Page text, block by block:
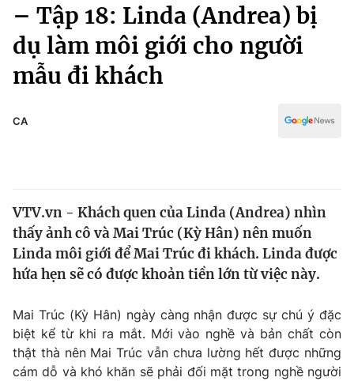
Chính trị
Xã hội
Tin tức
Thế giới đó đây
Câu chuyện quốc tế
Kinh tế
Tài chính
Góc doanh nghiệp
Dữ liệu và đời sống
Truyền hình
Phim VTV
Giải trí
Truyền hình
Văn hóa - Giải trí
Đời sống
– Tập 18: Linda (Andrea) bị
dụ làm môi giới cho người
mẫu đi khách
CA
VTV.vn - Khách quen của Linda (Andrea) nhìn
thấy ảnh cô và Mai Trúc (Kỳ Hân) nên muốn
Linda môi giới để Mai Trúc đi khách. Linda được
hứa hẹn sẽ có được khoản tiền lớn từ việc này.
Mai Trúc (Kỳ Hân) ngày càng nhận được sự chú ý đặc
biệt kể từ khi ra mắt. Mới vào nghề và bản chất còn
thật thà nên Mai Trúc vẫn chưa lường hết được những
cám dỗ và khó khăn sẽ phải đối mặt trong nghề người